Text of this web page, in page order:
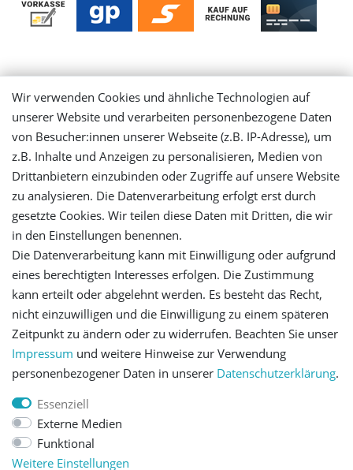
Mein Konto
Login
Registrieren
Versandinformationen
Let's stay connected
Impressum Daten­schutz­erklärung AGB
Barrierefreiheitserklärung
Wir verwenden Cookies und ähnliche Technologien auf
unserer Website und verarbeiten personenbezogene Daten
von Besucher:innen unserer Webseite (z.B. IP-Adresse), um
z.B. Inhalte und Anzeigen zu personalisieren, Medien von
Drittanbietern einzubinden oder Zugriffe auf unsere Website
zu analysieren. Die Datenverarbeitung erfolgt erst durch
gesetzte Cookies. Wir teilen diese Daten mit Dritten, die wir
in den Einstellungen benennen.
Die Datenverarbeitung kann mit Einwilligung oder aufgrund
eines berechtigten Interesses erfolgen. Die Zustimmung
kann erteilt oder abgelehnt werden. Es besteht das Recht,
nicht einzuwilligen und die Einwilligung zu einem späteren
Zeitpunkt zu ändern oder zu widerrufen. Beachten Sie unser
Impressum und weitere Hinweise zur Verwendung
personenbezogener Daten in unserer Daten­schutz­erklärung.
Essenziell
Externe Medien
Funktional
Weitere Einstellungen